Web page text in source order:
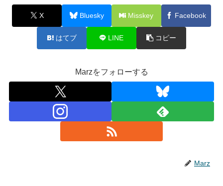
X Bluesky Misskey Facebook
はてブ LINE コピー
Marzをフォローする
Marz